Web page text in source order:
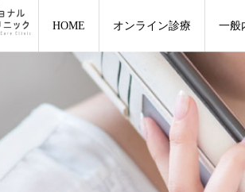
HOME オンライン診療 一般